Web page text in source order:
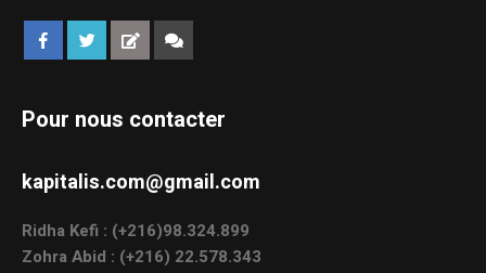
Pour nous contacter
kapitalis.com@gmail.com
Ridha Kefi : (+216)98.324.899
Zohra Abid : (+216) 22.578.343